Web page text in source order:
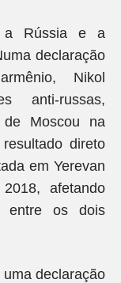
a Rússia e a
declaração
Nikol
anti-russas,
de Moscou na
direto
em Yerevan
afetando
entre os dois
declaração